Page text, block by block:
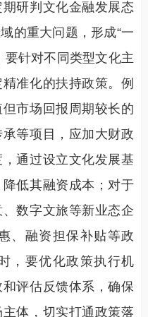
研判文化金融发展态
的重大问题，形成“一
要针对不同类型文化主
准化的扶持政策。例
市场回报周期较长的
等项目，应加大财政
通过设立文化发展基
低其融资成本；对于
数字文旅等新业态企
、融资担保补贴等政
，要优化政策执行机
评估反馈体系，确保
体，切实打通政策落